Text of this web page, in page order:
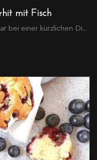
mit Fisch
bei einer kürzlichen Di...